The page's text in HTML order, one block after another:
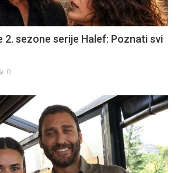
2. sezone serije Halef: Poznati svi
0